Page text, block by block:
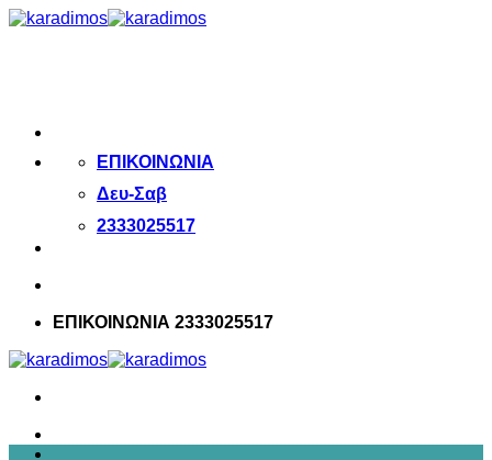
Μετάβαση
ΕΠΙΚΟΙΝΩΝΙΑ
Δευ-Σαβ
2333025517
ΕΠΙΚΟΙΝΩΝΙΑ 2333025517